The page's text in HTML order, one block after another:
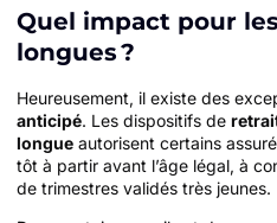
Quel impact pour
longues ?
Heureusement, il existe des
anticipé. Les dispositifs de
longue autorisent certains
tôt à partir avant l’âge légal, à
de trimestres validés très jeunes.